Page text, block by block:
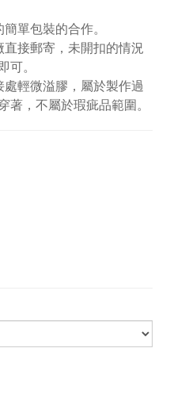
單包裝的合作。
接郵寄，未開扣的情況
。
輕微溢膠，屬於製作過
，不屬於瑕疵品範圍。